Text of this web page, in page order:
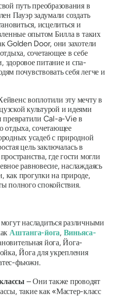
путь преобразования в
Пауэр задумали создать
исцелиться и
опытом Билла в таких
Golden Door, они захотели
сочетающее в себе
питание и спа-
почувствовать себя легче и
воплотили эту мечту в
культурой и идеями
превратили Cal-a-Vie в
отдыха, сочетающее
усадеб с природной
цель заключалась в
где гости могли
равновесие, наслаждаясь
прогулки на природе,
полного спокойствия.
насладиться различными
Аштанга-йога, Виньяса-
йога, Йога-
Йога для укрепления
фьюжн.
– Они также проводят
такие как «Мастер-класс